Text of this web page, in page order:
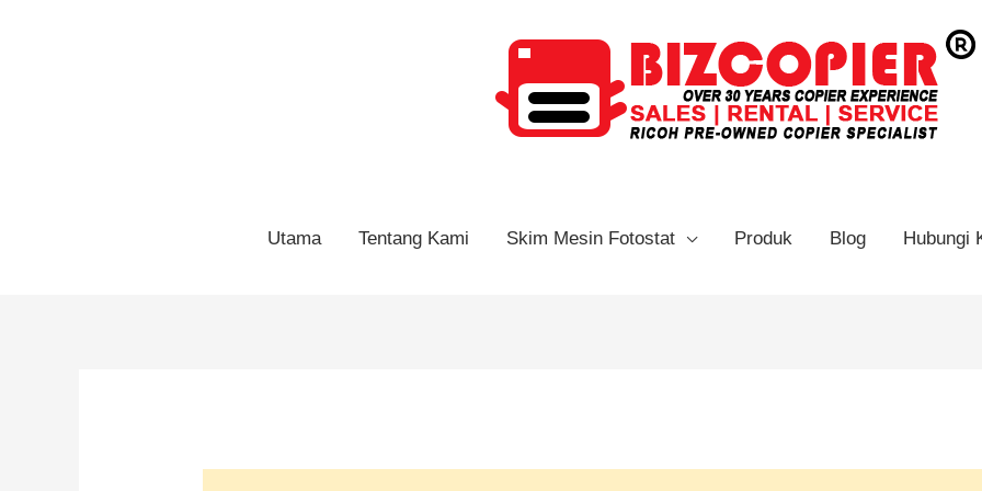
Utama Tentang Kami Skim Mesin Fotostat Produk Blog Hubungi